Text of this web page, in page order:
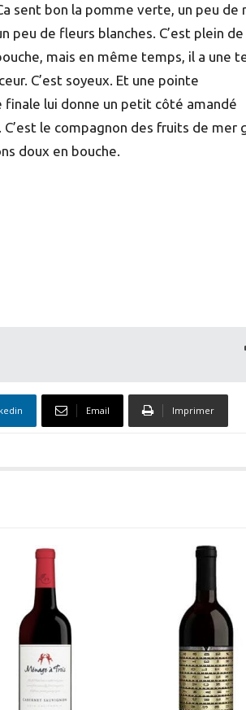
sent bon la pomme verte, un peu de
peu de fleurs blanches. C’est plein de
mais en même temps, il a une
C’est soyeux. Et une pointe
finale lui donne un petit côté amandé
le compagnon des fruits de mer
doux en bouche.
Email Imprimer